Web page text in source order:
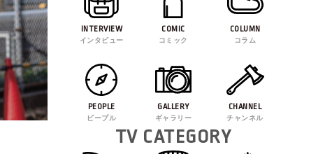
INTERVIEW
インタビュー
COMIC
コミック
COLUMN
コラム
PEOPLE
ピープル
GALLERY
ギャラリー
CHANNEL
チャンネル
TV CATEGORY